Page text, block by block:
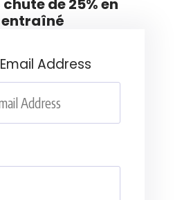
de 25% en
entraîné
Address